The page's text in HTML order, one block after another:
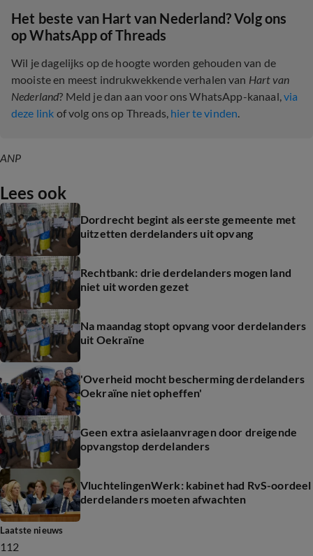
Het beste van Hart van Nederland? Volg ons
op WhatsApp of Threads
Wil je dagelijks op de hoogte worden gehouden van de
mooiste en meest indrukwekkende verhalen van Hart van
Nederland? Meld je dan aan voor ons WhatsApp-kanaal,via
deze link of volg ons op Threads, hier te vinden.
ANP
Lees ook
Dordrecht begint als eerste gemeente met
uitzetten derdelanders uit opvang
Rechtbank: drie derdelanders mogen land
niet uit worden gezet
Na maandag stopt opvang voor derdelanders
uit Oekraïne
'Overheid mocht bescherming derdelanders
Oekraïne niet opheffen'
Geen extra asielaanvragen door dreigende
opvangstop derdelanders
VluchtelingenWerk: kabinet had RvS-oordeel
derdelanders moeten afwachten
Laatste nieuws
112